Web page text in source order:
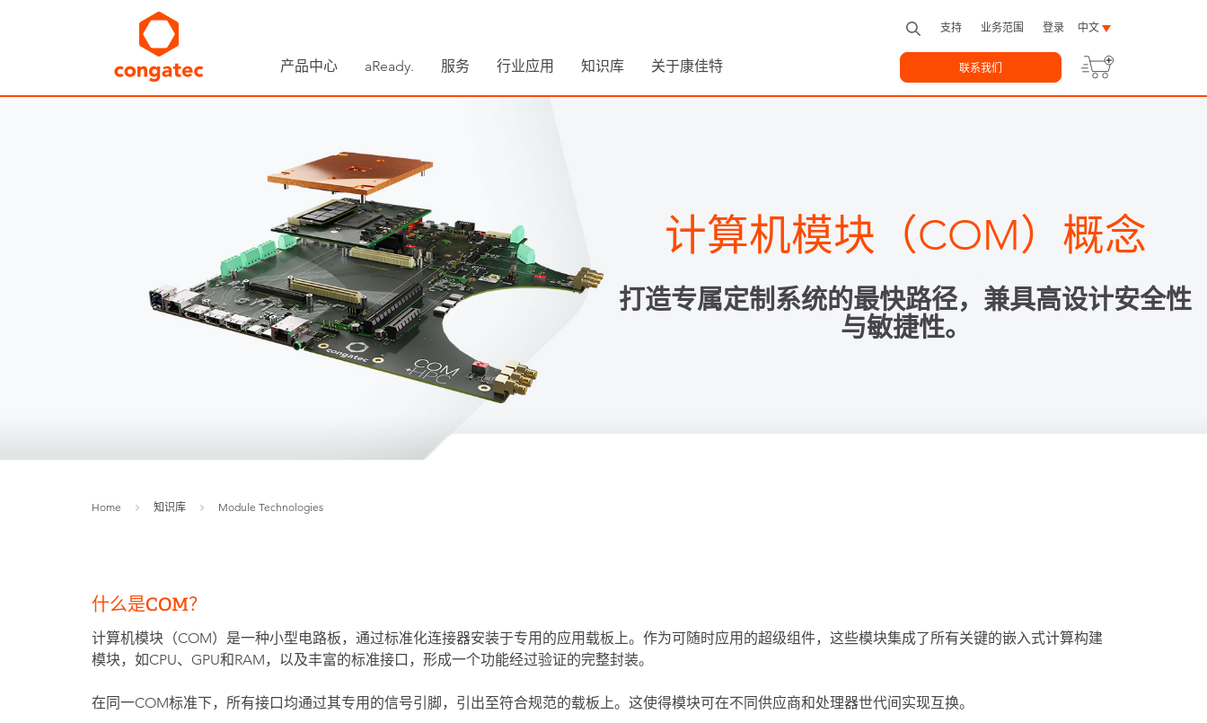
产品中心 aReady. 服务 行业应用 知识库 关于康佳特
支持 业务范围 登录 中文
联系我们
计算机模块（COM）概念
打造专属定制系统的最快路径，兼具高设计安全性
与敏捷性。
Home 知识库 Module Technologies
什么是COM？
计算机模块（COM）是一种小型电路板，通过标准化连接器安装于专用的应用载板上。作为可随时应用的超级组件，这些模块集成了所有关键的嵌入式计算构建
模块，如CPU、GPU和RAM，以及丰富的标准接口，形成一个功能经过验证的完整封装。
在同一COM标准下，所有接口均通过其专用的信号引脚，引出至符合规范的载板上。这使得模块可在不同供应商和处理器世代间实现互换。